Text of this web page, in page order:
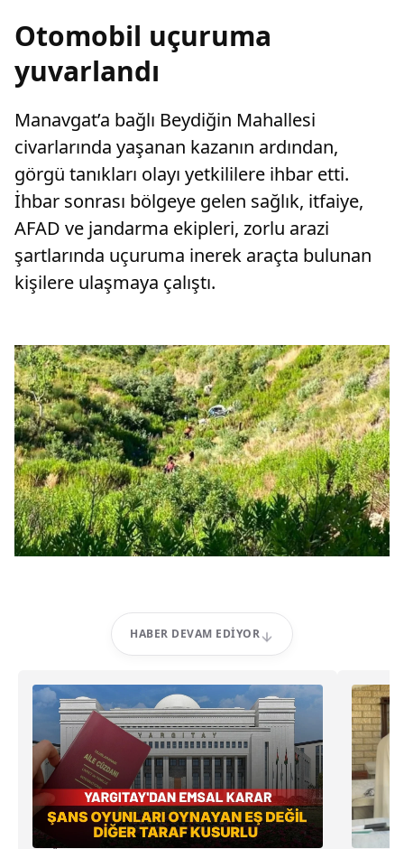
Otomobil uçuruma
yuvarlandı
Manavgat’a bağlı Beydiğin Mahallesi
civarlarında yaşanan kazanın ardından,
görgü tanıkları olayı yetkililere ihbar etti.
İhbar sonrası bölgeye gelen sağlık, itfaiye,
AFAD ve jandarma ekipleri, zorlu arazi
şartlarında uçuruma inerek araçta bulunan
kişilere ulaşmaya çalıştı.
HABER DEVAM EDIYOR